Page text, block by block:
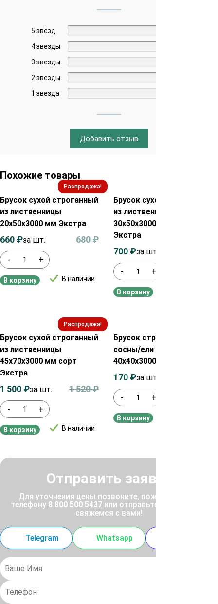
5 звёзд
4 звезды
3 звезды
2 звезды
1 звезда
Добавить отзыв
Похожие товары
Распродажа!
Брусок сухой строганный
из лиственницы
20х50х3000 мм Экстра
- +
В наличии
680₽
660 ₽за шт.
В корзину
Брусок сухой строганный
из лиственницы
30х50х3000 мм сорт
Экстра
- +
700 ₽за шт.
В корзину
Распродажа!
Брусок сухой строганный
из лиственницы
45х70х3000 мм сорт
Экстра
- +
В наличии
1 520₽
1 500 ₽за шт.
В корзину
Брусок строганный из
сосны/ели сухой
40х40х3000 мм сорт AB
- +
170 ₽за шт.
В корзину
Отправить заявку
Для уточнения цены позвоните, пожалуйста, по
телефону 8 800 500 5437 или отправьте заявку, и мы
свяжемся с вами!
Telegram Whatsapp